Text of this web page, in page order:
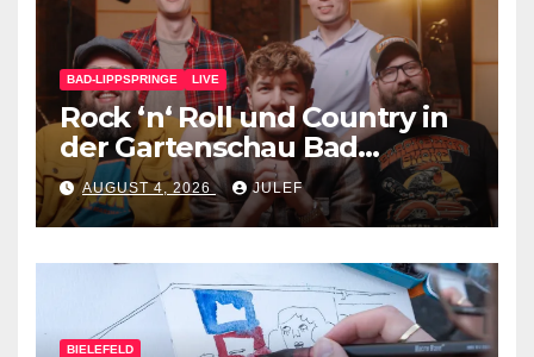
BAD-LIPPSPRINGE LIVE
Rock ‘n‘ Roll und Country in
der Gartenschau Bad
Lippspringe
AUGUST 4, 2026 JULEF
BIELEFELD